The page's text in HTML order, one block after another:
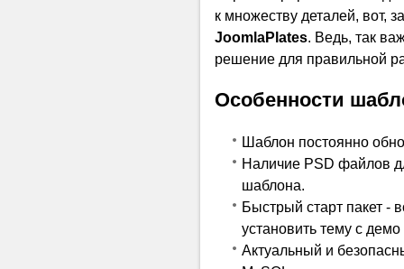
к множеству деталей, вот,
JoomlaPlates. Ведь, так
решение для правильной
Особенности
Шаблон постоянно
Наличие PSD файлов
шаблона.
Быстрый старт пакет -
установить тему с
Актуальный и